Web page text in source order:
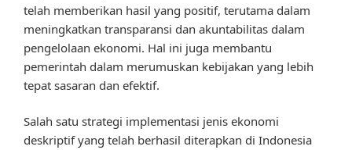
telah memberikan hasil yang positif, terutama dalam
meningkatkan transparansi dan akuntabilitas dalam
pengelolaan ekonomi. Hal ini juga membantu
pemerintah dalam merumuskan kebijakan yang lebih
tepat sasaran dan efektif.
Salah satu strategi implementasi jenis ekonomi
deskriptif yang telah berhasil diterapkan di Indonesia